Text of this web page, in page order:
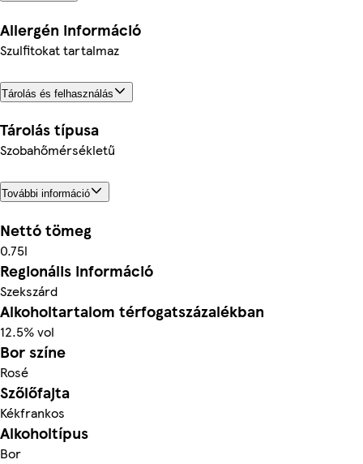
Allergén információ
Szulfitokat tartalmaz
Tárolás és felhasználás
Tárolás típusa
Szobahőmérsékletű
További információ
Nettó tömeg
0.75l
Regionális információ
Szekszárd
Alkoholtartalom térfogatszázalékban
12.5% vol
Bor színe
Rosé
Szőlőfajta
Kékfrankos
Alkoholtípus
Bor